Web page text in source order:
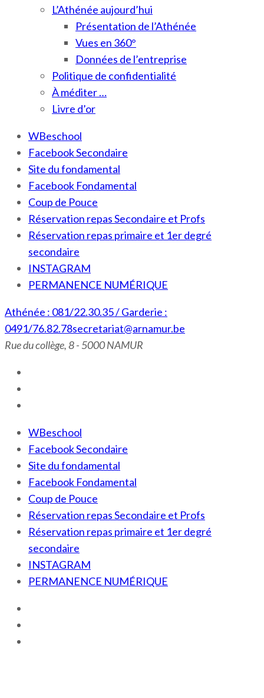
L’Athénée aujourd’hui
Présentation de l’Athénée
Vues en 360°
Données de l’entreprise
Politique de confidentialité
À méditer …
Livre d’or
WBeschool
Facebook Secondaire
Site du fondamental
Facebook Fondamental
Coup de Pouce
Réservation repas Secondaire et Profs
Réservation repas primaire et 1er degré
secondaire
INSTAGRAM
PERMANENCE NUMÉRIQUE
Athénée : 081/22.30.35 / Garderie :
0491/76.82.78secretariat@arnamur.be
Rue du collège, 8 - 5000 NAMUR
WBeschool
Facebook Secondaire
Site du fondamental
Facebook Fondamental
Coup de Pouce
Réservation repas Secondaire et Profs
Réservation repas primaire et 1er degré
secondaire
INSTAGRAM
PERMANENCE NUMÉRIQUE